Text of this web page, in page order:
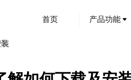
首页 产品功能